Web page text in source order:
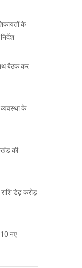
के
बैठक कर
के
की
डेढ़ करोड़
नए